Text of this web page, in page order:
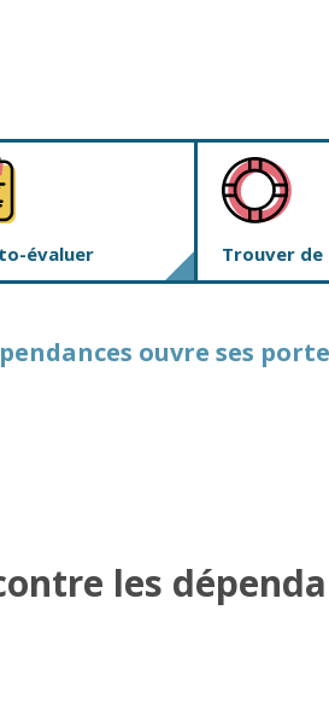
évaluer Trouver de
ouvre ses
les